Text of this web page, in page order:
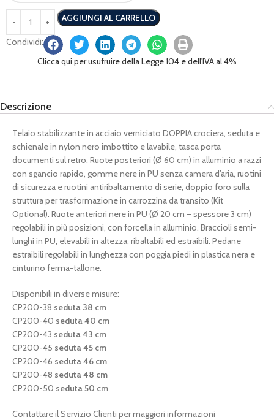
AGGIUNGI AL CARRELLO
Condividi:
Clicca qui per usufruire della Legge 104 e dell'IVA al 4%
Descrizione
Telaio stabilizzante in acciaio verniciato DOPPIA crociera, seduta e
schienale in nylon nero imbottito e lavabile, tasca porta
documenti sul retro. Ruote posteriori (Ø 60 cm) in alluminio a razzi
con sgancio rapido, gomme nere in PU senza camera d’aria, ruotini
di sicurezza e ruotini antiribaltamento di serie, doppio foro sulla
struttura per trasformazione in carrozzina da transito (Kit
Optional). Ruote anteriori nere in PU (Ø 20 cm – spessore 3 cm)
regolabili in più posizioni, con forcella in alluminio. Braccioli semi-
lunghi in PU, elevabili in altezza, ribaltabili ed estraibili. Pedane
estraibili regolabili in lunghezza con poggia piedi in plastica nera e
cinturino ferma-tallone.
Disponibili in diverse misure:
CP200-38 seduta 38 cm
CP200-40 seduta 40 cm
CP200-43 seduta 43 cm
CP200-45 seduta 45 cm
CP200-46 seduta 46 cm
CP200-48 seduta 48 cm
CP200-50 seduta 50 cm
Contattare il Servizio Clienti per maggiori informazioni